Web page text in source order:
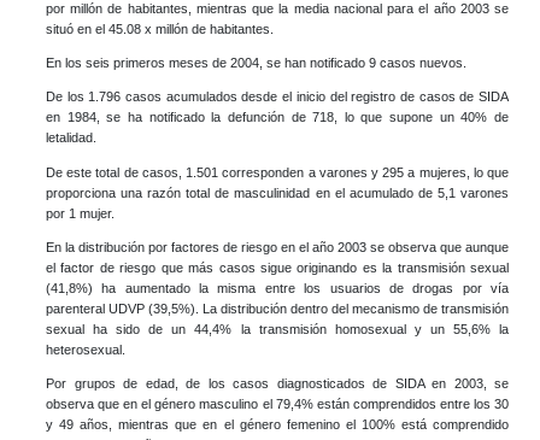
por millón de habitantes, mientras que la media nacional para el año 2003 se
situó en el 45.08 x millón de habitantes.
En los seis primeros meses de 2004, se han notificado 9 casos nuevos.
De los 1.796 casos acumulados desde el inicio del registro de casos de SIDA
en 1984, se ha notificado la defunción de 718, lo que supone un 40% de
letalidad.
De este total de casos, 1.501 corresponden a varones y 295 a mujeres, lo que
proporciona una razón total de masculinidad en el acumulado de 5,1 varones
por 1 mujer.
En la distribución por factores de riesgo en el año 2003 se observa que aunque
el factor de riesgo que más casos sigue originando es la transmisión sexual
(41,8%) ha aumentado la misma entre los usuarios de drogas por vía
parenteral UDVP (39,5%). La distribución dentro del mecanismo de transmisión
sexual ha sido de un 44,4% la transmisión homosexual y un 55,6% la
heterosexual.
Por grupos de edad, de los casos diagnosticados de SIDA en 2003, se
observa que en el género masculino el 79,4% están comprendidos entre los 30
y 49 años, mientras que en el género femenino el 100% está comprendido